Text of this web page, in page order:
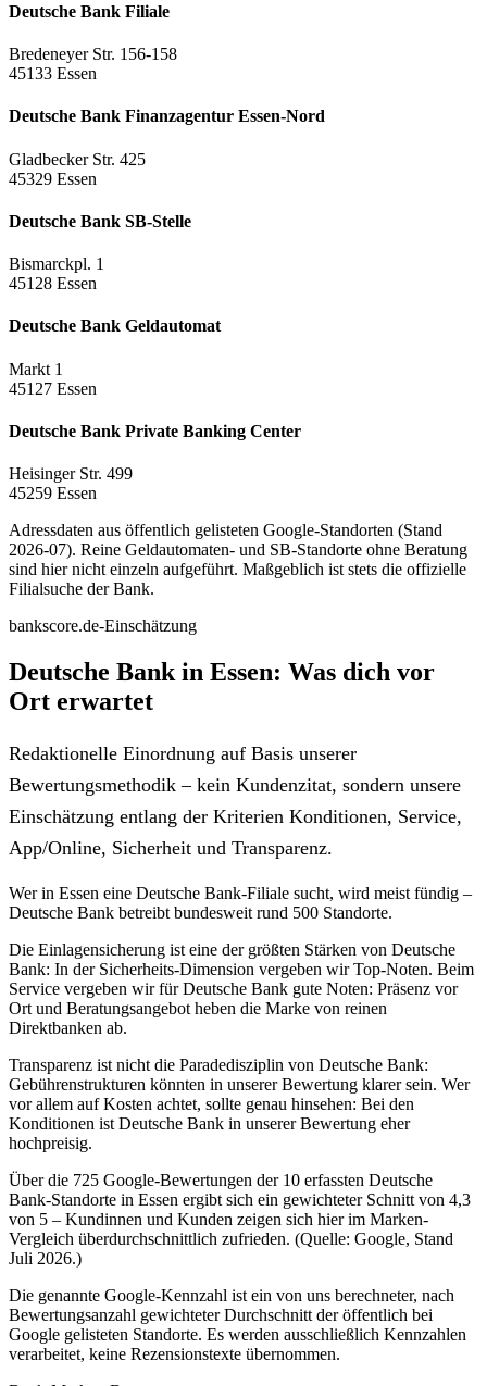
Deutsche Bank Filiale
Bredeneyer Str. 156-158
45133 Essen
Deutsche Bank Finanzagentur Essen-Nord
Gladbecker Str. 425
45329 Essen
Deutsche Bank SB-Stelle
Bismarckpl. 1
45128 Essen
Deutsche Bank Geldautomat
Markt 1
45127 Essen
Deutsche Bank Private Banking Center
Heisinger Str. 499
45259 Essen
Adressdaten aus öffentlich gelisteten Google-Standorten (Stand
2026-07). Reine Geldautomaten- und SB-Standorte ohne Beratung
sind hier nicht einzeln aufgeführt. Maßgeblich ist stets die offizielle
Filialsuche der Bank.
bankscore.de-Einschätzung
Deutsche Bank in Essen: Was dich vor
Ort erwartet
Redaktionelle Einordnung auf Basis unserer
Bewertungsmethodik – kein Kundenzitat, sondern unsere
Einschätzung entlang der Kriterien Konditionen, Service,
App/Online, Sicherheit und Transparenz.
Wer in Essen eine Deutsche Bank-Filiale sucht, wird meist fündig –
Deutsche Bank betreibt bundesweit rund 500 Standorte.
Die Einlagensicherung ist eine der größten Stärken von Deutsche
Bank: In der Sicherheits-Dimension vergeben wir Top-Noten. Beim
Service vergeben wir für Deutsche Bank gute Noten: Präsenz vor
Ort und Beratungsangebot heben die Marke von reinen
Direktbanken ab.
Transparenz ist nicht die Paradedisziplin von Deutsche Bank:
Gebührenstrukturen könnten in unserer Bewertung klarer sein. Wer
vor allem auf Kosten achtet, sollte genau hinsehen: Bei den
Konditionen ist Deutsche Bank in unserer Bewertung eher
hochpreisig.
Über die 725 Google-Bewertungen der 10 erfassten Deutsche
Bank-Standorte in Essen ergibt sich ein gewichteter Schnitt von 4,3
von 5 – Kundinnen und Kunden zeigen sich hier im Marken-
Vergleich überdurchschnittlich zufrieden. (Quelle: Google, Stand
Juli 2026.)
Die genannte Google-Kennzahl ist ein von uns berechneter, nach
Bewertungsanzahl gewichteter Durchschnitt der öffentlich bei
Google gelisteten Standorte. Es werden ausschließlich Kennzahlen
verarbeitet, keine Rezensionstexte übernommen.